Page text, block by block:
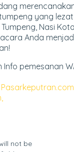
yang
Nasi
Anda
pemesanan
Pasarkeputran.com,
not be